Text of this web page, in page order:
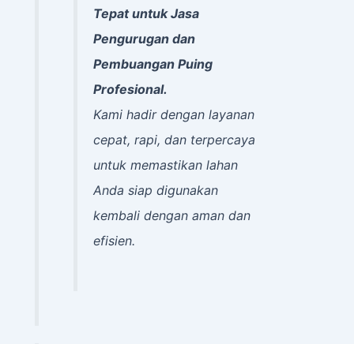
Tepat untuk Jasa
Pengurugan dan
Pembuangan Puing
Profesional.
Kami hadir dengan layanan
cepat, rapi, dan terpercaya
untuk memastikan lahan
Anda siap digunakan
kembali dengan aman dan
efisien.